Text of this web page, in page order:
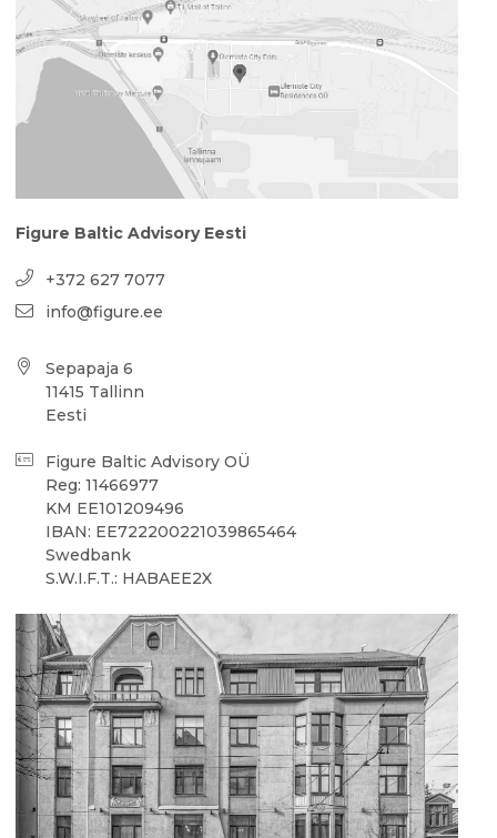
Figure Baltic Advisory Eesti
+372 627 7077
info@figure.ee
Sepapaja 6
11415 Tallinn
Eesti
Figure Baltic Advisory OÜ
Reg: 11466977
KM EE101209496
IBAN: EE722200221039865464
Swedbank
S.W.I.F.T.: HABAEE2X